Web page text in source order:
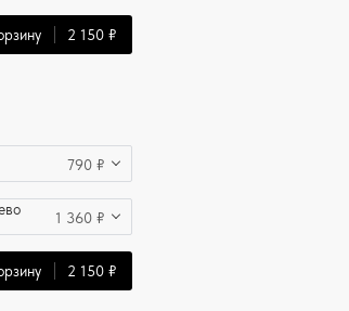
2 150 ₽
790 ₽
1 360 ₽
2 150 ₽